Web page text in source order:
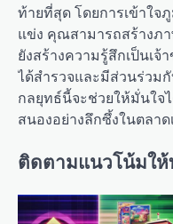
ท้ายที่สุด โดยการเข้าใ
แข่ง คุณสามารถสร้างภ
ยังสร้างความรู้สึกเป็นเจ้
ได้สำรวจและมีส่วนร่วม
กลยุทธ์นี้จะช่วยให้มั่นใ
สนองอย่างลึกซึ้งในตลา
ติดตามแนวโน้มใ